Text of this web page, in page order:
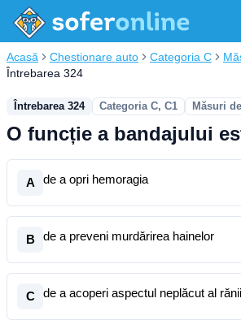
Acasă Chestionare auto Categoria C
Întrebarea 324
Întrebarea 324 Categoria C, C1 Măsuri
O funcție a bandajului
A de a opri hemoragia
B de a preveni murdărirea hainelor
C de a acoperi aspectul neplăcut al rănii